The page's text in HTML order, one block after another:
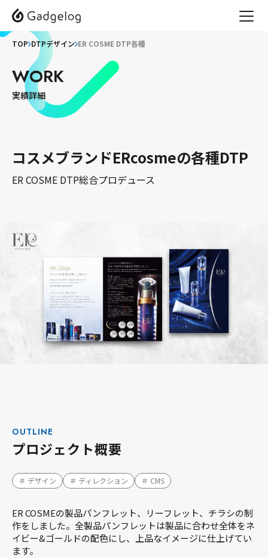
TOP DTPデザイン ER COSME DTP各種
WORK
実績詳細
コスメブランドERcosmeの各種DTP
ER COSME DTP総合プロデュース
OUTLINE
プロジェクト概要
＃ デザイン ＃ ディレクション ＃ CMS
ER COSMEの製品パンフレット、リーフレット、チラシの制
作をしました。全製品パンフレットは製品に合わせ全体をネ
イビー&ゴールドの配色にし、上品なイメージに仕上げてい
ます。